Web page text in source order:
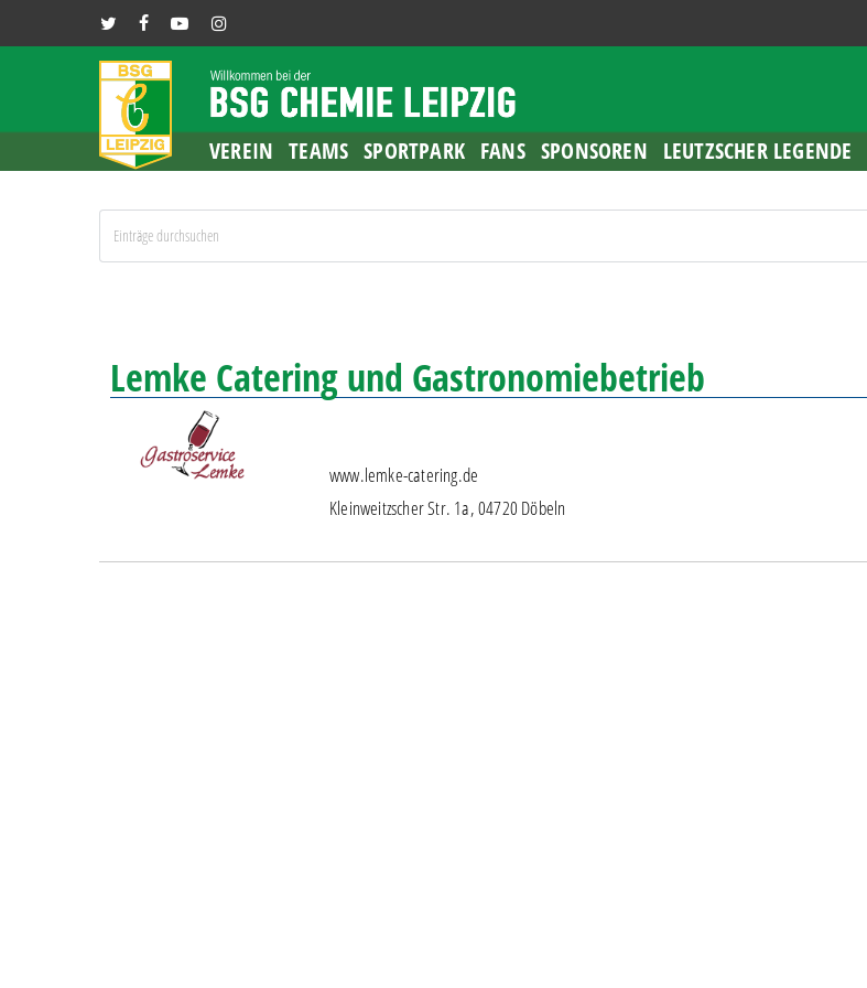
to
TWITTERFACEBOOKYOUTUBEINSTAGRAM
VEREIN TEAMS SPORTPARK FANS SPONSOREN LEUTZSCHER LEGENDE
Lemke Catering und Gastronomiebetrieb
www.lemke-catering.de
Kleinweitzscher Str. 1a, 04720 Döbeln